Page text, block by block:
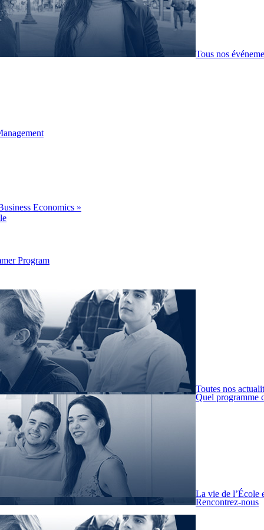
Tous nos
Economics »
Program
Quel programme
Rencontrez-nous
Toutes nos
La vie de l’École